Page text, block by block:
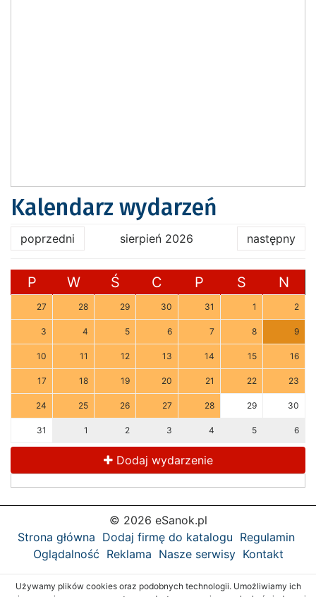
Kalendarz wydarzeń
poprzedni sierpień 2026 następny
P W Ś C P S N
27 28 29 30 31 1 2
3 4 5 6 7 8 9
10 11 12 13 14 15 16
17 18 19 20 21 22 23
24 25 26 27 28 29 30
31 1 2 3 4 5 6
Dodaj wydarzenie
© 2026 eSanok.pl
Strona główna Dodaj firmę do katalogu Regulamin
Oglądalność Reklama Nasze serwisy Kontakt
Używamy plików cookies oraz podobnych technologii. Umożliwiamy ich